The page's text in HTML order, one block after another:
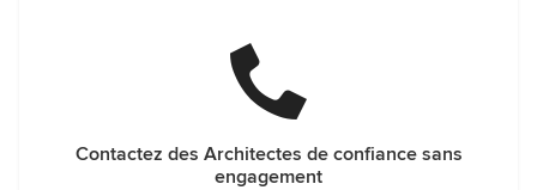
Contactez des Architectes de confiance sans
engagement